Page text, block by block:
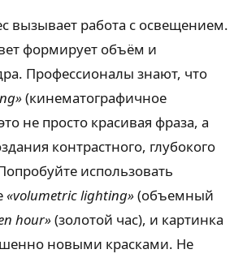
вызывает работа с освещением.
формирует объём и
Профессионалы знают, что
(кинематографичное
не просто красивая фраза, а
контрастного, глубокого
использовать
«volumetric lighting»(объемный
hour»(золотой час), и картинка
новыми красками. Не